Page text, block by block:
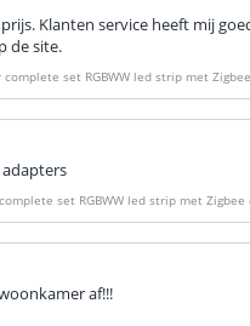
Klanten service heeft mij
de site.
set RGBWW led strip met
vele anderen'
set RGBWW led strip met
vele anderen'
af!!!